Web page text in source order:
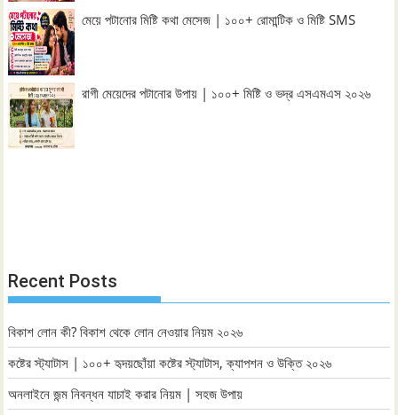
মেয়ে পটানোর মিষ্টি কথা মেসেজ | ১০০+ রোমান্টিক ও মিষ্টি SMS
রাগী মেয়েদের পটানোর উপায় | ১০০+ মিষ্টি ও ভদ্র এসএমএস ২০২৬
Recent Posts
বিকাশ লোন কী? বিকাশ থেকে লোন নেওয়ার নিয়ম ২০২৬
কষ্টের স্ট্যাটাস | ১০০+ হৃদয়ছোঁয়া কষ্টের স্ট্যাটাস, ক্যাপশন ও উক্তি ২০২৬
অনলাইনে জন্ম নিবন্ধন যাচাই করার নিয়ম | সহজ উপায়